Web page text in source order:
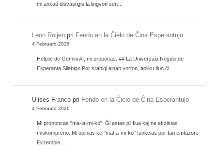
mi ankaŭ disvastigis la lingvon sen…
Leon Roijen pri Fendo en la Ĉielo de Ĉina Esperantujo
4 Februaro 2026
Helpite de Gemini AI, mi proponas: ## La Universala Regulo de
Esperanta Silabigo Por silabigi ajnan vorton, apliku tiun ĉi…
Ulises Franco pri Fendo en la Ĉielo de Ĉina Esperantujo
4 Februaro 2026
Mi prononcas "ma-la-mi-ko". Ĝi estas pli flua kaj ne ekzistas
miskompreno. Mi opinias ke "mal-a-mi-ko" funkcias por fari emfazon.
Ekzemple…